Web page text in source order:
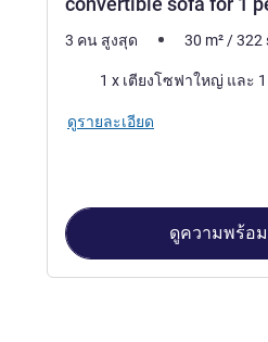
3 คน สูงสุด 30 m² /322
เครื่องนอน 1
ดูรายละเอียด
ดูความพร้อ